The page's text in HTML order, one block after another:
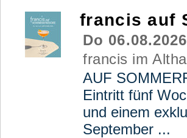
francis auf
Do
francis im
AUF
Eintritt fünf
und einem
September ...